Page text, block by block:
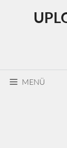
MENÜ